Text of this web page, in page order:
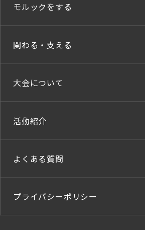
モルックをする
関わる・支える
大会について
活動紹介
よくある質問
プライバシーポリシー